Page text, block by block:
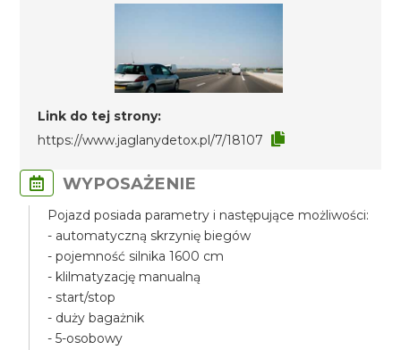
Link do tej strony:
https://www.jaglanydetox.pl/7/18107
WYPOSAŻENIE
Pojazd posiada parametry i następujące możliwości:
- automatyczną skrzynię biegów
- pojemność silnika 1600 cm
- klilmatyzację manualną
- start/stop
- duży bagażnik
- 5-osobowy